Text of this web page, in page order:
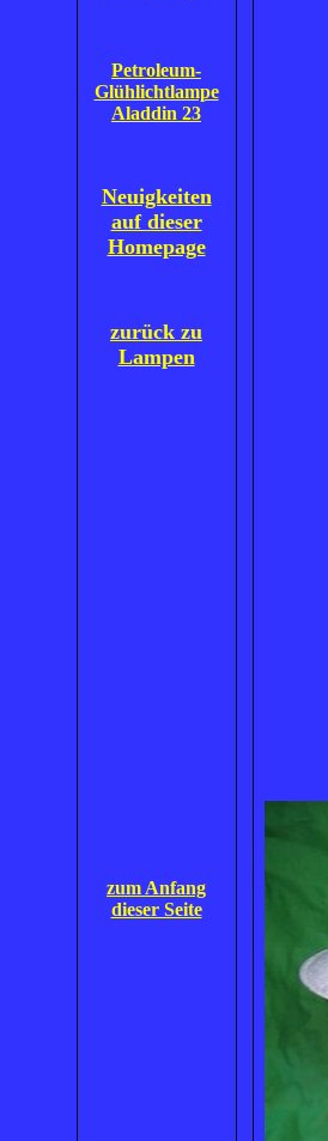
Petroleum-
Glühlichtlampe
Aladdin 23
Neuigkeiten
auf dieser
Homepage
zurück zu
Lampen
zum Anfang
dieser Seite